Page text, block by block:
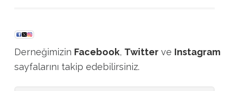
Derneğimizin Facebook, Twitterve Instagram
sayfalarını takip edebilirsiniz.